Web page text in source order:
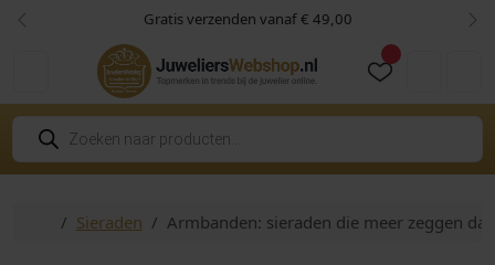
Skip to content
Skip to footer Gratis verzenden vanaf € 49,00
Vorige
P
o
d
HomeSieraden Armbanden: sieraden die meer zeggen